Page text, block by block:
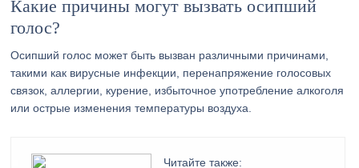
Какие причины могут вызвать осипший
голос?
Осипший голос может быть вызван различными причинами,
такими как вирусные инфекции, перенапряжение голосовых
связок, аллергии, курение, избыточное употребление алкоголя
или острые изменения температуры воздуха.
Читайте также: